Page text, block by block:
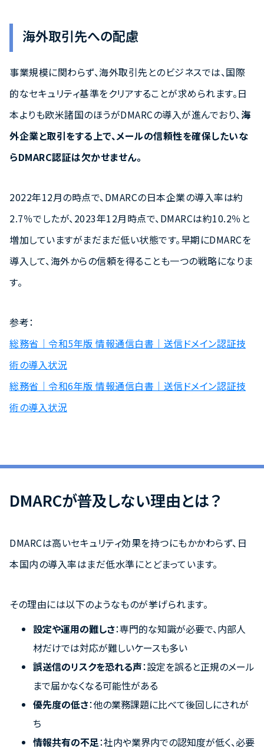
海外取引先への配慮
事業規模に関わらず、海外取引先とのビジネスでは、国際
的なセキュリティ基準をクリアすることが求められます。日
本よりも欧米諸国のほうがDMARCの導入が進んでおり、海
外企業と取引をする上で、メールの信頼性を確保したいな
らDMARC認証は欠かせません。
2022年12月の時点で、DMARCの日本企業の導入率は約
2.7％でしたが、2023年12月時点で、DMARCは約10.2％と
増加していますがまだまだ低い状態です。早期にDMARCを
導入して、海外からの信頼を得ることも一つの戦略になりま
す。
参考：
総務省｜令和5年版 情報通信白書｜送信ドメイン認証技
術の導入状況
総務省｜令和6年版 情報通信白書｜送信ドメイン認証技
術の導入状況
DMARCが普及しない理由とは？
DMARCは高いセキュリティ効果を持つにもかかわらず、日
本国内の導入率はまだ低水準にとどまっています。
その理由には以下のようなものが挙げられます。
設定や運用の難しさ：専門的な知識が必要で、内部人
材だけでは対応が難しいケースも多い
誤送信のリスクを恐れる声：設定を誤ると正規のメール
まで届かなくなる可能性がある
優先度の低さ：他の業務課題に比べて後回しにされが
ち
情報共有の不足：社内や業界内での認知度が低く、必要